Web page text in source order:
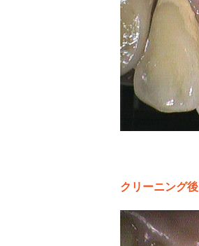
クリーニング後